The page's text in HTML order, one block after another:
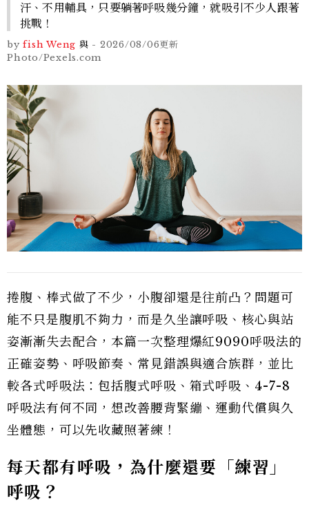
汗、不用輔具，只要躺著呼吸幾分鐘，就吸引不少人跟著
挑戰！
by fish Weng 與 - 2026/08/06更新
Photo/Pexels.com
捲腹、棒式做了不少，小腹卻還是往前凸？問題可
能不只是腹肌不夠力，而是久坐讓呼吸、核心與站
姿漸漸失去配合，本篇一次整理爆紅9090呼吸法的
正確姿勢、呼吸節奏、常見錯誤與適合族群，並比
較各式呼吸法：包括腹式呼吸、箱式呼吸、4-7-8
呼吸法有何不同，想改善腰背緊繃、運動代償與久
坐體態，可以先收藏照著練！
每天都有呼吸，為什麼還要「練習」
呼吸？